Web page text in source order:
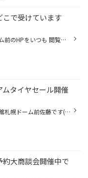
で受けています
タイヤ館札幌ドーム前のHPをいつも 閲覧いただきありがとうございます！ 今年の車検どうしよう？ 車検どうしようかな？ どこで受ければいいかな？ 何がいるんだろう？ お悩みの方多いと思います 『タイヤ館に全てお任せ下さい！』 タイヤ館では車検にお悩みの方に 事前にお車を点検させていただき ...
タイヤセール開催
こんにちはタイヤ館札幌ドーム前佐藤です(^^♪ 8月29日から始まりました【 プレミアムタイヤセール 】 ブリヂストンのタイヤが最大20,000円ＯＦＦ！！ コックピット・タイヤ館のアプリをダウンロードで もれなく全員にクーポンをお届けしております！！ ※ブリヂストンブランドのタイヤ４本ご購入時に...
大商談会開催中で